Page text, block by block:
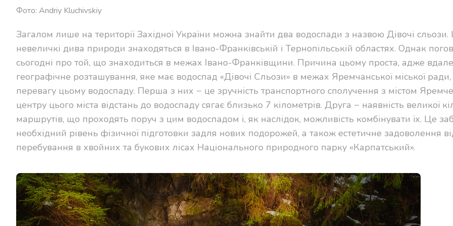
Фото: Andriy Kluchivskiy
Загалом лише на території Західної України можна знайти два водоспади з назвою Дівочі сльози.
невеличкі дива природи знаходяться в Івано-Франківській і Тернопільській областях. Однак
сьогодні про той, що знаходиться в межах Івано-Франківщини. Причина цьому проста, адже вдале
географічне розташування, яке має водоспад «Дівочі Сльози» в межах Яремчанської міської
перевагу цьому водоспаду. Перша з них − це зручність транспортного сполучення з містом
центру цього міста відстань до водоспаду сягає близько 7 кілометрів. Друга − наявність великої
маршрутів, що проходять поруч з цим водоспадом і, як наслідок, можливість комбінувати їх. Це
необхідний рівень фізичної підготовки задля нових подорожей, а також естетичне задоволення
перебування в хвойних та букових лісах Національного природного парку «Карпатський».